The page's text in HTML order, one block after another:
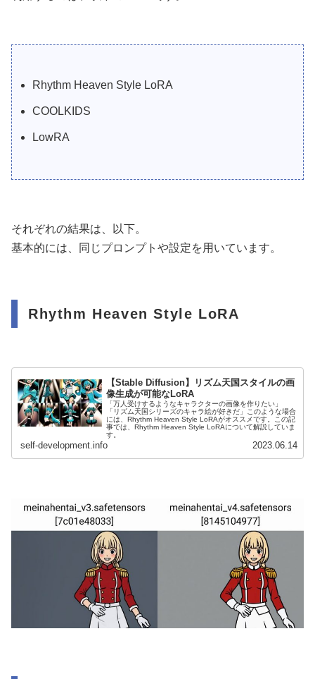
Rhythm Heaven Style LoRA
COOLKIDS
LowRA
それぞれの結果は、以下。
基本的には、同じプロンプトや設定を用いています。
Rhythm Heaven Style LoRA
【Stable Diffusion】リズム天国スタイルの画
像生成が可能なLoRA
「万人受けするようなキャラクターの画像を作りたい」
「リズム天国シリーズのキャラ絵が好きだ」このような場合
には、Rhythm Heaven Style LoRAがオススメです。この記
事では、Rhythm Heaven Style LoRAについて解説していま
す。
self-development.info 2023.06.14